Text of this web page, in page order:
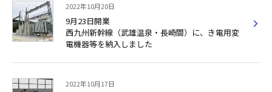
2022年10月20日
9月23日開業
西九州新幹線（武雄温泉・長崎間）に、き電用変
電機器等を納入しました
2022年10月17日